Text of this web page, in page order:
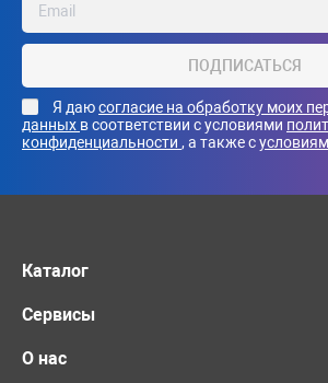
ПОДПИСАТЬСЯ
Я даюсогласие на обработку моих
данных в соответствии с условиями
конфиденциальности , а также с
Каталог
Сервисы
О нас